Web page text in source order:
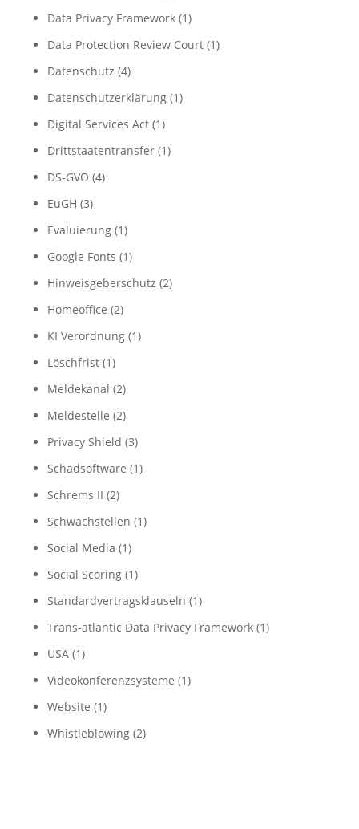
Data Privacy Framework(1)
Data Protection Review Court(1)
Datenschutz (4)
Datenschutzerklärung(1)
Digital Services Act(1)
Drittstaatentransfer(1)
DS-GVO (4)
EuGH (3)
Evaluierung(1)
Google Fonts (1)
Hinweisgeberschutz (2)
Homeoffice (2)
KI Verordnung(1)
Löschfrist(1)
Meldekanal (2)
Meldestelle (2)
Privacy Shield (3)
Schadsoftware (1)
Schrems II (2)
Schwachstellen (1)
Social Media (1)
Social Scoring(1)
Standardvertragsklauseln (1)
Trans-atlantic Data Privacy Framework(1)
USA(1)
Videokonferenzsysteme (1)
Website (1)
Whistleblowing(2)